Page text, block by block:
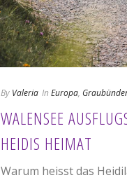
By Valeria In Europa,
WALENSEE
HEIDIS HEIMAT
Warum heisst das